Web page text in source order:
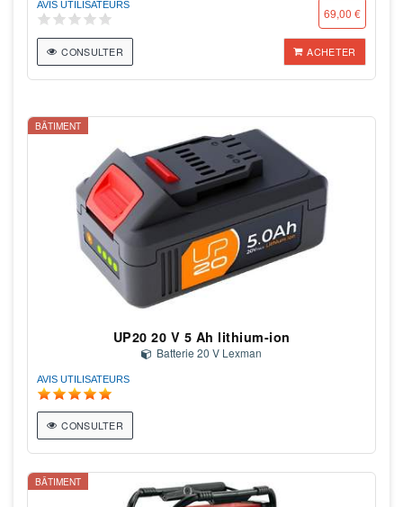
AVIS UTILISATEURS
69,00 €
CONSULTER ACHETER
BÂTIMENT
UP20 20 V 5 Ah lithium-ion
Batterie 20 V Lexman
AVIS UTILISATEURS
CONSULTER
BÂTIMENT